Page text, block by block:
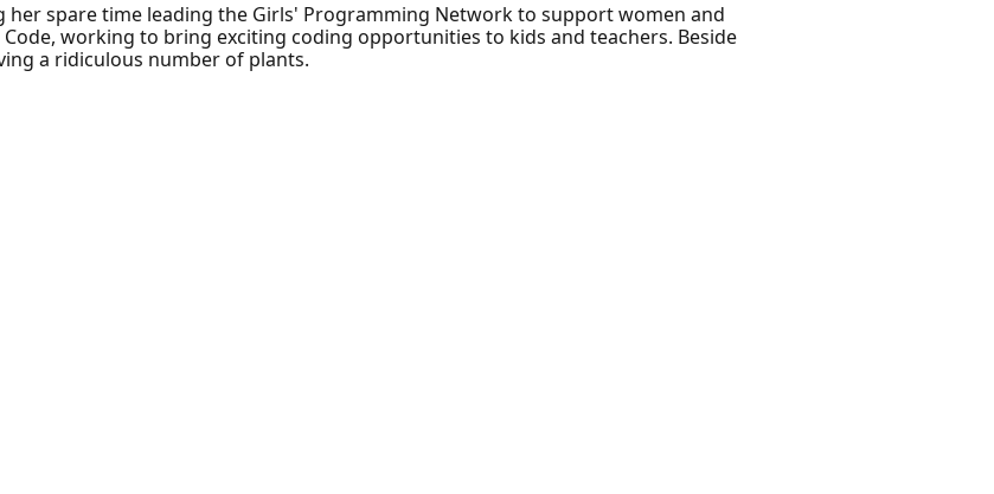
her spare time leading the Girls' Programming Network to support women and
working to bring exciting coding opportunities to kids and teachers. Beside
a ridiculous number of plants.